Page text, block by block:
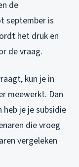
de
september is
het druk en
de vraag.
kun je in
meewerkt. Dan
je je subsidie
die vroeg
vergeleken